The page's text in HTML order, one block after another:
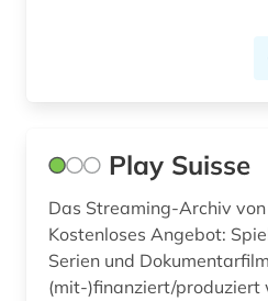
Play Suisse
Das Streaming-Archiv von
Kostenloses Angebot:
Serien und
(mit-)finanziert/produziert